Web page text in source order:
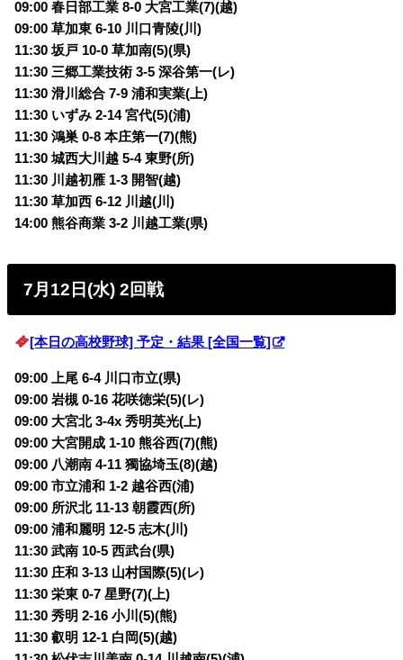
09:00 春日部工業 8-0 大宮工業(7)(越)
09:00 草加東 6-10 川口青陵(川)
11:30 坂戸 10-0 草加南(5)(県)
11:30 三郷工業技術 3-5 深谷第一(レ)
11:30 滑川総合 7-9 浦和実業(上)
11:30 いずみ 2-14 宮代(5)(浦)
11:30 鴻巣 0-8 本庄第一(7)(熊)
11:30 城西大川越 5-4 東野(所)
11:30 川越初雁 1-3 開智(越)
11:30 草加西 6-12 川越(川)
14:00 熊谷商業 3-2 川越工業(県)
7月12日(水) 2回戦
[本日の高校野球] 予定・結果 [全国一覧]
09:00 上尾 6-4 川口市立(県)
09:00 岩槻 0-16 花咲徳栄(5)(レ)
09:00 大宮北 3-4x 秀明英光(上)
09:00 大宮開成 1-10 熊谷西(7)(熊)
09:00 八潮南 4-11 獨協埼玉(8)(越)
09:00 市立浦和 1-2 越谷西(浦)
09:00 所沢北 11-13 朝霞西(所)
09:00 浦和麗明 12-5 志木(川)
11:30 武南 10-5 西武台(県)
11:30 庄和 3-13 山村国際(5)(レ)
11:30 栄東 0-7 星野(7)(上)
11:30 秀明 2-16 小川(5)(熊)
11:30 叡明 12-1 白岡(5)(越)